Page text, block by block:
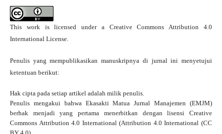
This work is licensed under a Creative Commons Attribution 4.0
International License.
Penulis yang mempublikasikan manuskripnya di jurnal ini menyetujui
ketentuan berikut:
Hak cipta pada setiap artikel adalah milik penulis.
Penulis mengakui bahwa Ekasakti Matua Jurnal Manajemen (EMJM)
berhak menjadi yang pertama menerbitkan denganlisensi Creative
Commons Attribution 4.0 International(Attribution 4.0 International (CC